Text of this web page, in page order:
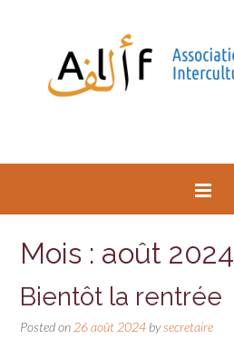
Mois : août 2024
Bientôt la rentrée
Posted on 26 août 2024 bysecretaire